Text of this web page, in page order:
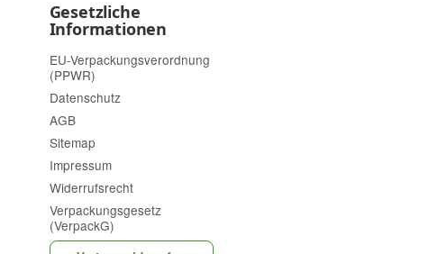
Gesetzliche
Informationen
EU-Verpackungsverordnung
(PPWR)
Datenschutz
AGB
Sitemap
Impressum
Widerrufsrecht
Verpackungsgesetz
(VerpackG)